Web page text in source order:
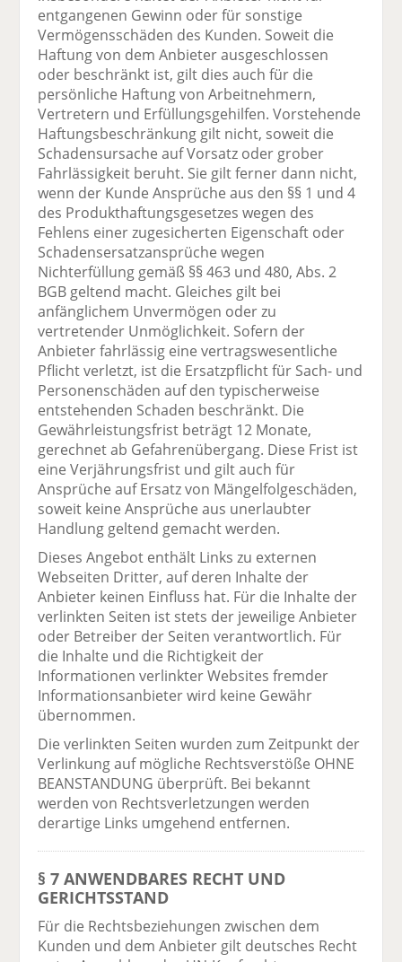
entgangenen Gewinn oder für sonstige
Vermögensschäden des Kunden. Soweit die
Haftung von dem Anbieter ausgeschlossen
oder beschränkt ist, gilt dies auch für die
persönliche Haftung von Arbeitnehmern,
Vertretern und Erfüllungsgehilfen. Vorstehende
Haftungsbeschränkung gilt nicht, soweit die
Schadensursache auf Vorsatz oder grober
Fahrlässigkeit beruht. Sie gilt ferner dann nicht,
wenn der Kunde Ansprüche aus den §§ 1 und 4
des Produkthaftungsgesetzes wegen des
Fehlens einer zugesicherten Eigenschaft oder
Schadensersatzansprüche wegen
Nichterfüllung gemäß §§ 463 und 480, Abs. 2
BGB geltend macht. Gleiches gilt bei
anfänglichem Unvermögen oder zu
vertretender Unmöglichkeit. Sofern der
Anbieter fahrlässig eine vertragswesentliche
Pflicht verletzt, ist die Ersatzpflicht für Sach- und
Personenschäden auf den typischerweise
entstehenden Schaden beschränkt. Die
Gewährleistungsfrist beträgt 12 Monate,
gerechnet ab Gefahrenübergang. Diese Frist ist
eine Verjährungsfrist und gilt auch für
Ansprüche auf Ersatz von Mängelfolgeschäden,
soweit keine Ansprüche aus unerlaubter
Handlung geltend gemacht werden.
Dieses Angebot enthält Links zu externen
Webseiten Dritter, auf deren Inhalte der
Anbieter keinen Einfluss hat. Für die Inhalte der
verlinkten Seiten ist stets der jeweilige Anbieter
oder Betreiber der Seiten verantwortlich. Für
die Inhalte und die Richtigkeit der
Informationen verlinkter Websites fremder
Informationsanbieter wird keine Gewähr
übernommen.
Die verlinkten Seiten wurden zum Zeitpunkt der
Verlinkung auf mögliche Rechtsverstöße OHNE
BEANSTANDUNG überprüft. Bei bekannt
werden von Rechtsverletzungen werden
derartige Links umgehend entfernen.
§ 7 ANWENDBARES RECHT UND
GERICHTSSTAND
Für die Rechtsbeziehungen zwischen dem
Kunden und dem Anbieter gilt deutsches Recht